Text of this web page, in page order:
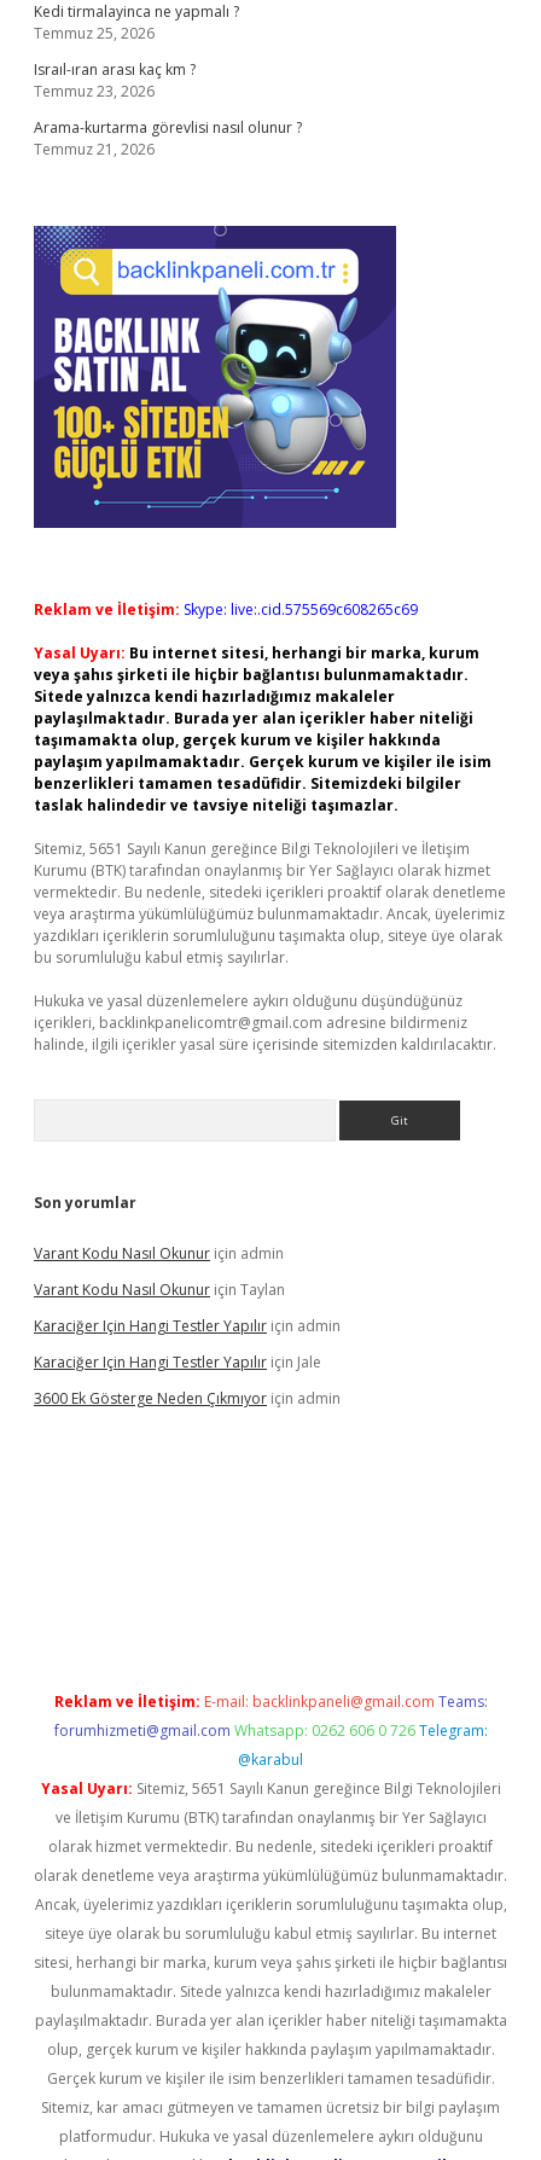
Kedi tirmalayinca ne yapmalı ?
Temmuz 25, 2026
Israıl-ıran arası kaç km ?
Temmuz 23, 2026
Arama-kurtarma görevlisi nasıl olunur ?
Temmuz 21, 2026
Reklam ve İletişim: Skype: live:.cid.575569c608265c69
Yasal Uyarı: Bu internet sitesi, herhangi bir marka, kurum
veya şahıs şirketi ile hiçbir bağlantısı bulunmamaktadır.
Sitede yalnızca kendi hazırladığımız makaleler
paylaşılmaktadır. Burada yer alan içerikler haber niteliği
taşımamakta olup, gerçek kurum ve kişiler hakkında
paylaşım yapılmamaktadır. Gerçek kurum ve kişiler ile isim
benzerlikleri tamamen tesadüfidir. Sitemizdeki bilgiler
taslak halindedir ve tavsiye niteliği taşımazlar.
Sitemiz, 5651 Sayılı Kanun gereğince Bilgi Teknolojileri ve İletişim
Kurumu (BTK) tarafından onaylanmış bir Yer Sağlayıcı olarak hizmet
vermektedir. Bu nedenle, sitedeki içerikleri proaktif olarak denetleme
veya araştırma yükümlülüğümüz bulunmamaktadır. Ancak, üyelerimiz
yazdıkları içeriklerin sorumluluğunu taşımakta olup, siteye üye olarak
bu sorumluluğu kabul etmiş sayılırlar.
Hukuka ve yasal düzenlemelere aykırı olduğunu düşündüğünüz
içerikleri, backlinkpanelicomtr@gmail.com adresine bildirmeniz
halinde, ilgili içerikler yasal süre içerisinde sitemizden kaldırılacaktır.
Son yorumlar
Varant Kodu Nasıl Okunur için admin
Varant Kodu Nasıl Okunur için Taylan
Karaciğer Için Hangi Testler Yapılır için admin
Karaciğer Için Hangi Testler Yapılır için Jale
3600 Ek Gösterge Neden Çıkmıyor için admin
Reklam ve İletişim: E-mail: backlinkpaneli@gmail.com Teams:
forumhizmeti@gmail.com Whatsapp: 0262 606 0 726 Telegram:
@karabul
Yasal Uyarı: Sitemiz, 5651 Sayılı Kanun gereğince Bilgi Teknolojileri
ve İletişim Kurumu (BTK) tarafından onaylanmış bir Yer Sağlayıcı
olarak hizmet vermektedir. Bu nedenle, sitedeki içerikleri proaktif
olarak denetleme veya araştırma yükümlülüğümüz bulunmamaktadır.
Ancak, üyelerimiz yazdıkları içeriklerin sorumluluğunu taşımakta olup,
siteye üye olarak bu sorumluluğu kabul etmiş sayılırlar. Bu internet
sitesi, herhangi bir marka, kurum veya şahıs şirketi ile hiçbir bağlantısı
bulunmamaktadır. Sitede yalnızca kendi hazırladığımız makaleler
paylaşılmaktadır. Burada yer alan içerikler haber niteliği taşımamakta
olup, gerçek kurum ve kişiler hakkında paylaşım yapılmamaktadır.
Gerçek kurum ve kişiler ile isim benzerlikleri tamamen tesadüfidir.
Sitemiz, kar amacı gütmeyen ve tamamen ücretsiz bir bilgi paylaşım
platformudur. Hukuka ve yasal düzenlemelere aykırı olduğunu